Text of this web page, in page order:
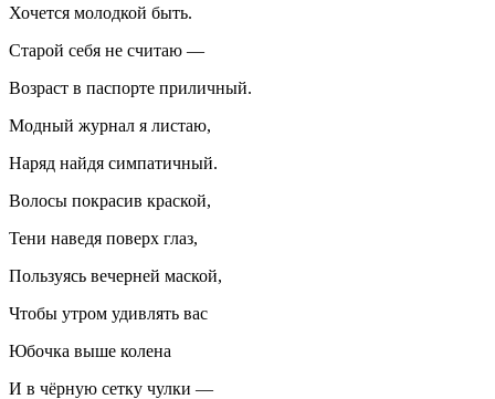
Хочется молодкой быть.
Старой себя не считаю —
Возраст в паспорте приличный.
Модный журнал я листаю,
Наряд найдя симпатичный.
Волосы покрасив краской,
Тени наведя поверх глаз,
Пользуясь вечерней маской,
Чтобы утром удивлять вас
Юбочка выше колена
И в чёрную сетку чулки —